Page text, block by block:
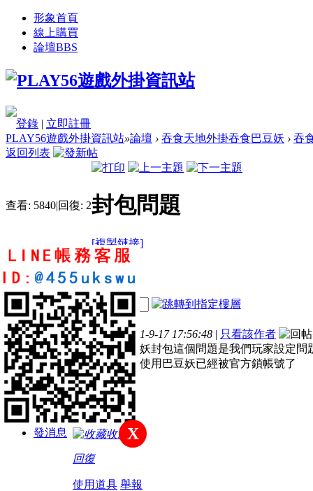
形象首頁
線上購買
論壇BBS
登錄 | 立即註冊
PLAY56遊戲外掛資訊站»論壇 › 吞食天地外掛吞食巴豆妖 › 吞
返回列表
查看: 5840|回復: 2封包問題
[複製鏈接]
楊中翰
6
主題
12
帖子
76
積分
註冊會員
積分
76
發消息
電梯直達
樓主
發表於 2021-9-17 17:56:48 | 只看該作者
請問吞食巴豆妖封包這個問題是我們玩家設定問
我有一支帳號使用巴豆妖已經被官方鎖帳號了
收藏
回復
使用道具 舉報
X